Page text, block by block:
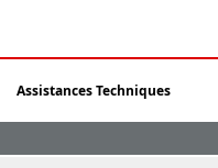
Assistances Techniques